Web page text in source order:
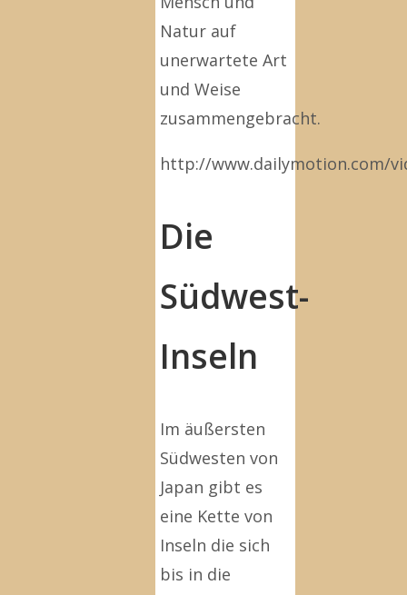
Natur auf
unerwartete Art
und Weise
zusammengebracht.
http://www.dailymotion.com/
Die
Südwest-
Inseln
Im äußersten
Südwesten von
Japan gibt es
eine Kette von
Inseln die sich
bis in die